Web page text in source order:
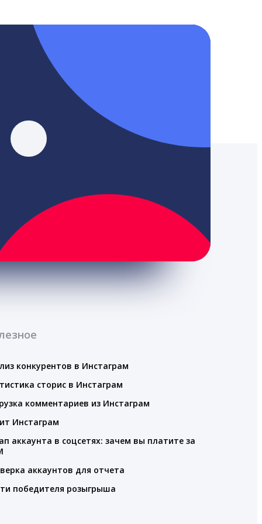
конкурентов в Инстаграм
сторис в Инстаграм
комментариев из Инстаграм
Инстаграм
аккаунта в соцсетях: зачем вы платите за
аккаунтов для отчета
победителя розыгрыша